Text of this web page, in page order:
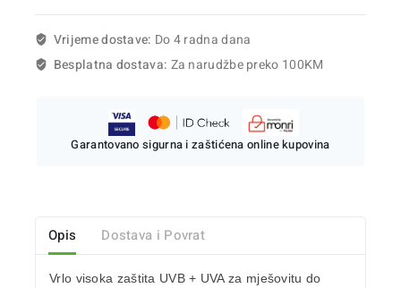
Vrijeme dostave: Do 4 radna dana
Besplatna dostava: Za narudžbe preko 100KM
Garantovano sigurna i zaštićena online kupovina
Opis Dostava i Povrat
Vrlo visoka zaštita UVB + UVA za mješovitu do